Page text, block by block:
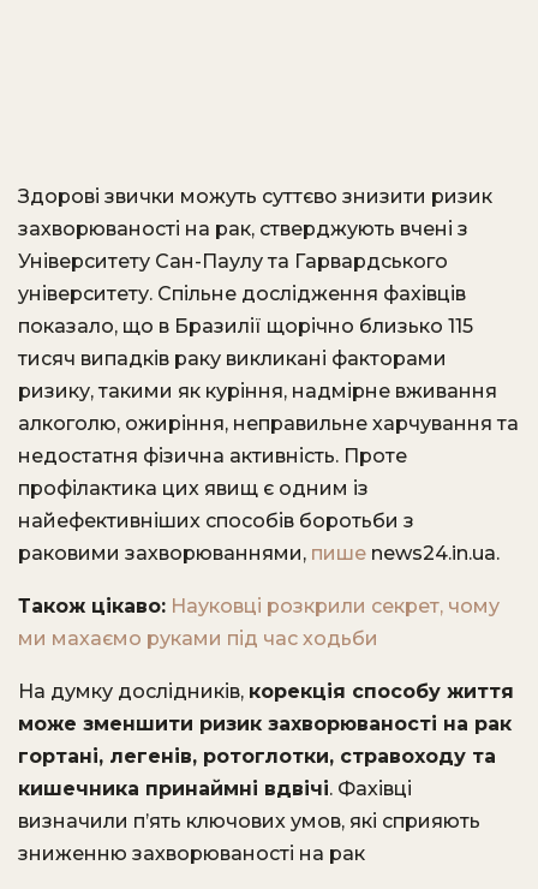
Здорові звички можуть суттєво знизити ризик
захворюваності на рак, стверджують вчені з
Університету Сан-Паулу та Гарвардського
університету. Спільне дослідження фахівців
показало, що в Бразилії щорічно близько 115
тисяч випадків раку викликані факторами
ризику, такими як куріння, надмірне вживання
алкоголю, ожиріння, неправильне харчування та
недостатня фізична активність. Проте
профілактика цих явищ є одним із
найефективніших способів боротьби з
раковими захворюваннями, пише news24.in.ua.
Також цікаво: Науковці розкрили секрет, чому
ми махаємо руками під час ходьби
На думку дослідників, корекція способу життя
може зменшити ризик захворюваності на рак
гортані, легенів, ротоглотки, стравоходу та
кишечника принаймні вдвічі. Фахівці
визначили п’ять ключових умов, які сприяють
зниженню захворюваності на рак